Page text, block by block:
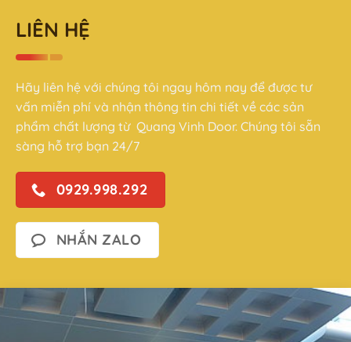
LIÊN HỆ
Hãy liên hệ với chúng tôi ngay hôm nay để được tư
vấn miễn phí và nhận thông tin chi tiết về các sản
phẩm chất lượng từ Quang Vinh Door. Chúng tôi sẵn
sàng hỗ trợ bạn 24/7
0929.998.292
NHẮN ZALO